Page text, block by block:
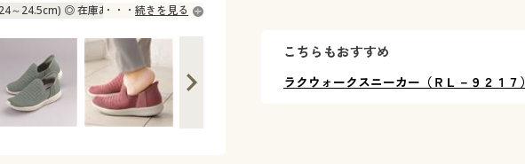
～24.5cm) ◎ 在庫あり
続きを見る
こちらもおすすめ
ラクウォークスニーカー（ＲＬ－９２１７）